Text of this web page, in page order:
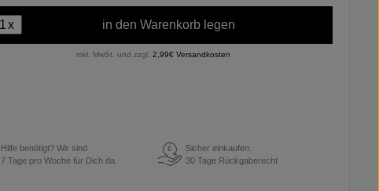
x in den Warenkorb legen
inkl. MwSt. und zzgl. 2,99€ Versandkosten
Hilfe benötigt? Wir sind
7 Tage pro Woche für Dich da.
€
Sicher einkaufen.
30 Tage Rückgaberecht